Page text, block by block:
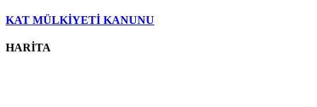
KAT MÜLKİYETİ KANUNU
HARİTA